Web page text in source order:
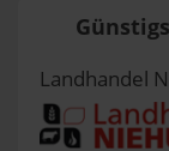
Landhandel